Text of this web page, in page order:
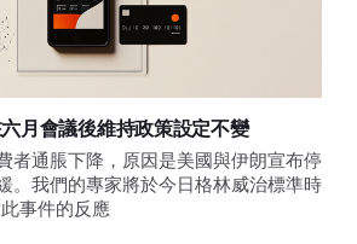
月會議後維持政策設定不變
者通脹下降，原因是美國與伊朗宣布停
。我們的專家將於今日格林威治標準時
事件的反應